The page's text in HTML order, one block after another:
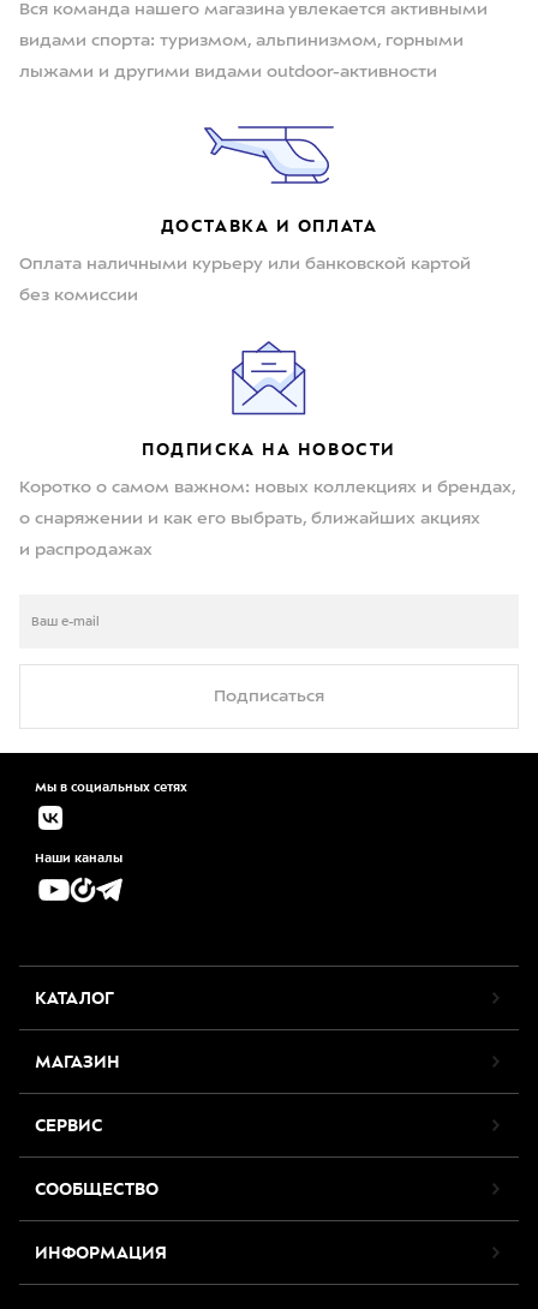
Вся команда нашего магазина увлекается активными
видами спорта: туризмом, альпинизмом, горными
лыжами и другими видами outdoor-активности
ДОСТАВКА И ОПЛАТА
Оплата наличными курьеру или банковской картой
без комиссии
ПОДПИСКА НА НОВОСТИ
Коротко о самом важном: новых коллекциях и брендах,
о снаряжении и как его выбрать, ближайших акциях
и распродажах
Подписаться
Мы в социальных сетях
Наши каналы
КАТАЛОГ
МАГАЗИН
СЕРВИС
СООБЩЕСТВО
ИНФОРМАЦИЯ